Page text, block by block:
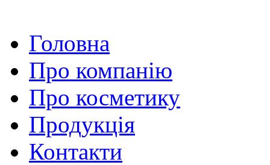
Головна
Про компанію
Про косметику
Продукція
Контакти